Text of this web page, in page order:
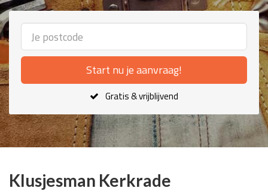
Start nu je aanvraag!
Gratis & vrijblijvend
Klusjesman Kerkrade